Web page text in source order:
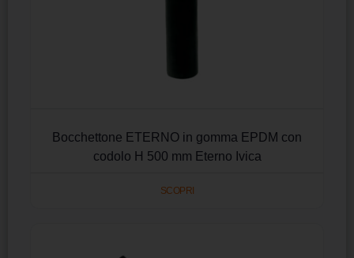
Bocchettone ETERNO in gomma EPDM con
codolo H 500 mm Eterno Ivica
SCOPRI